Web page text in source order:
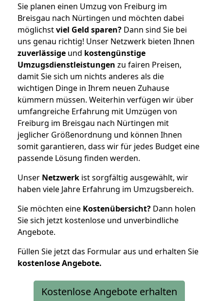
Sie planen einen Umzug von Freiburg im
Breisgau nach Nürtingen und möchten dabei
möglichstviel Geld sparen? Dann sind Sie bei
uns genau richtig! Unser Netzwerk bieten Ihnen
zuverlässige und kostengünstige
Umzugsdienstleistungen zu fairen Preisen,
damit Sie sich um nichts anderes als die
wichtigen Dinge in Ihrem neuen Zuhause
kümmern müssen. Weiterhin verfügen wir über
umfangreiche Erfahrung mit Umzügen von
Freiburg im Breisgau nach Nürtingen mit
jeglicher Größenordnung und können Ihnen
somit garantieren, dass wir für jedes Budget eine
passende Lösung finden werden.
Unser Netzwerk ist sorgfältig ausgewählt, wir
haben viele Jahre Erfahrung im Umzugsbereich.
Sie möchten eine Kostenübersicht? Dann holen
Sie sich jetzt kostenlose und unverbindliche
Angebote.
Füllen Sie jetzt das Formular aus und erhalten Sie
kostenloseAngebote.
Kostenlose Angebote erhalten